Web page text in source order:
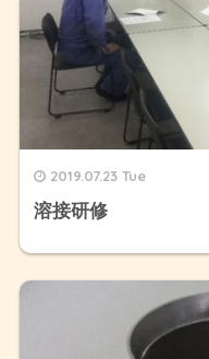
2019.07.23 Tue
溶接研修